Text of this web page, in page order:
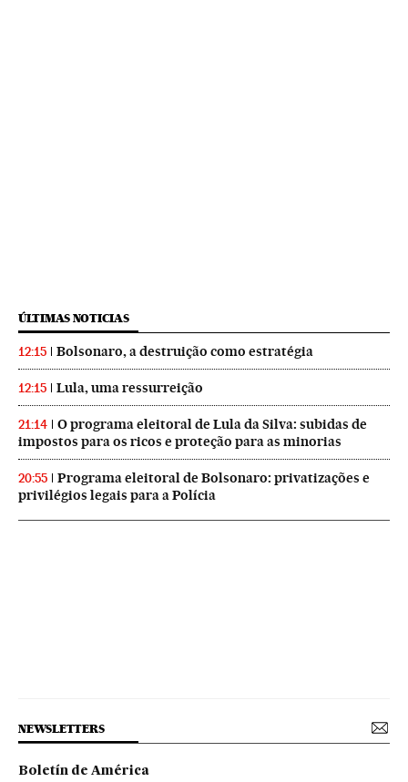
ÚLTIMAS NOTICIAS
12:15 Bolsonaro, a destruição como estratégia
12:15 Lula, uma ressurreição
21:14
O programa eleitoral de Lula da Silva: subidas de
impostos para os ricos e proteção para as minorias
20:55
Programa eleitoral de Bolsonaro: privatizações e
privilégios legais para a Polícia
NEWSLETTERS
Boletín de América